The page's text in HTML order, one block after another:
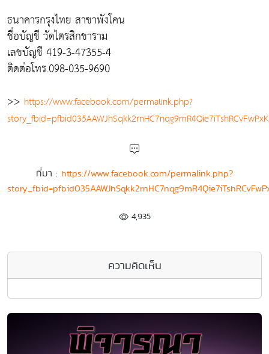
ธนาคารกรุงไทย สาขาพังโคน
ชื่อบัญชี วัดไตรสิกขาราม
เลขบัญชี 419-3-47355-4
ติดต่อโทร.098-035-9690
>> https://www.facebook.com/permalink.php?
ที่มา : https://www.facebook.com/permalink.php?
4,935
ความคิดเห็น